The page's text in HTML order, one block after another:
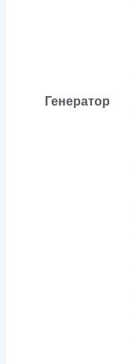
Генератор